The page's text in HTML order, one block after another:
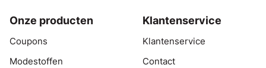
Onze producten
Coupons
Modestoffen
Klantenservice
Klantenservice
Contact